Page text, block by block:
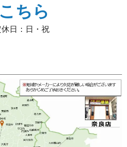
ちら
日：日・祝